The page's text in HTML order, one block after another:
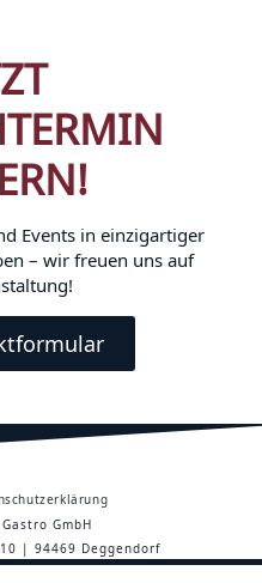
Events in einzigartiger
– wir freuen uns auf
GmbH
| 94469 Deggendorf